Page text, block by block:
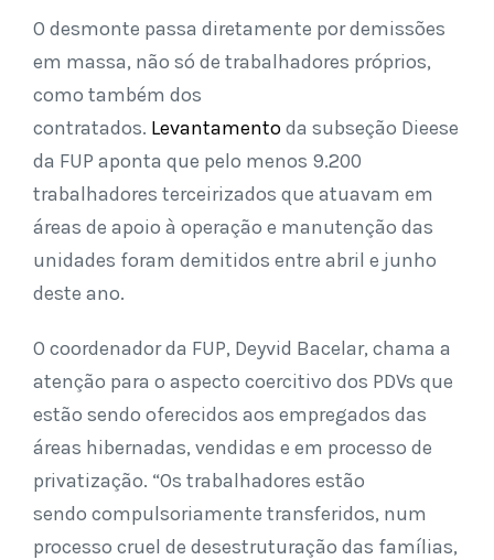
O desmonte passa diretamente por demissões
em massa, não só de trabalhadores próprios,
como também dos
contratados. Levantamentoda subseção Dieese
da FUP aponta que pelo menos 9.200
trabalhadores terceirizados que atuavam em
áreas de apoio à operação e manutenção das
unidades foram demitidos entre abril e junho
deste ano.
O coordenador da FUP, Deyvid Bacelar, chama a
atenção para o aspecto coercitivo dos PDVs que
estão sendo oferecidos aos empregados das
áreas hibernadas, vendidas e em processo de
privatização. “Os trabalhadores estão
sendo compulsoriamente transferidos, num
processo cruel de desestruturação das famílias,